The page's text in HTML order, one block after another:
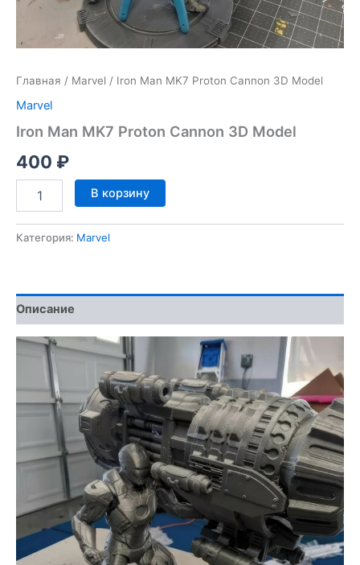
Главная / Marvel / Iron Man MK7 Proton Cannon 3D Model
Marvel
Iron Man MK7 Proton Cannon 3D Model
400 ₽
Количество
товара
Man
3D
Model
В корзину
Категория: Marvel
Описание